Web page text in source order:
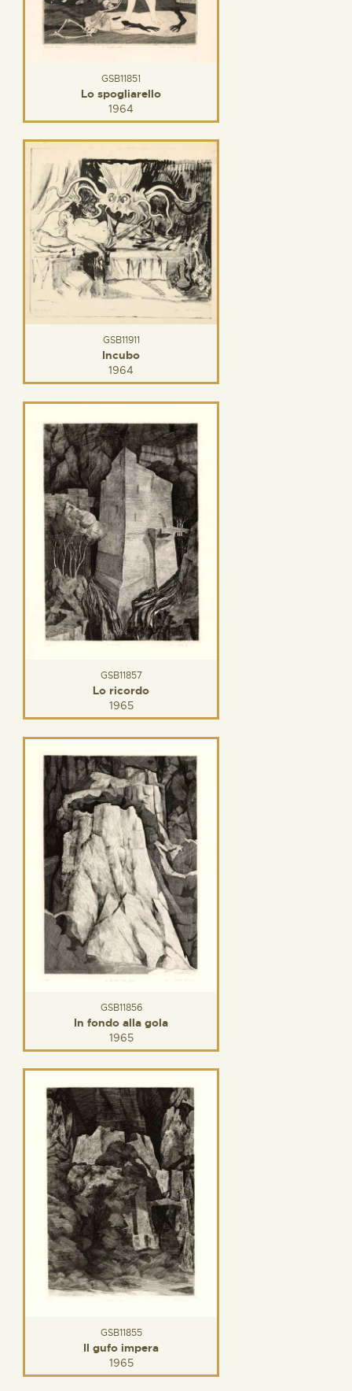
GSB11851
Lo spogliarello
1964
GSB11911
Incubo
1964
GSB11857
Lo ricordo
1965
GSB11856
In fondo alla gola
1965
GSB11855
Il gufo impera
1965